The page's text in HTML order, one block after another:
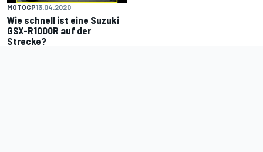
MOTOGP13.04.2020
Wie schnell ist eine Suzuki
GSX-R1000R auf der
Strecke?